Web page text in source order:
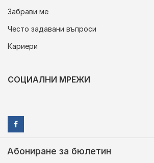
Забрави ме
Често задавани въпроси
Кариери
СОЦИАЛНИ МРЕЖИ
Абониране за бюлетин